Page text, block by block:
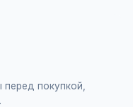
покупкой,